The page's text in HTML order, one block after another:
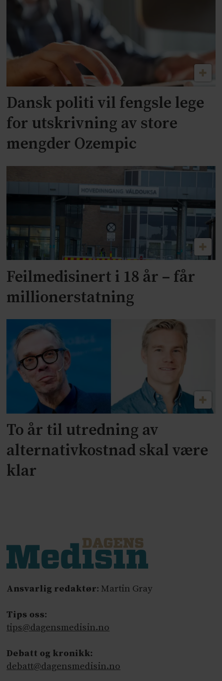
Dansk politi vil fengsle lege
for utskrivning av store
mengder Ozempic
Feilmedisinert i 18 år – får
millionerstatning
To år til utredning av
alternativkostnad skal være
klar
Ansvarlig redaktør: Martin Gray
Tips oss:
tips@dagensmedisin.no
Debatt og kronikk:
debatt@dagensmedisin.no